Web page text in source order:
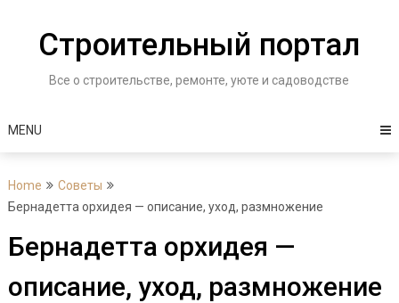
contentСтроительный портал
Все о строительстве, ремонте, уюте и садоводстве
MENU
Home
Советы
Бернадетта орхидея — описание, уход, размножение
Бернадетта орхидея —
описание, уход, размножение